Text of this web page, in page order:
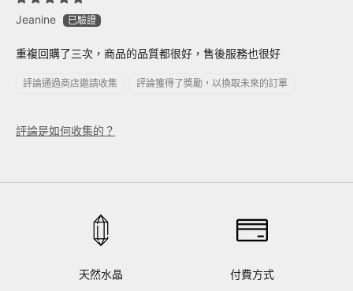
Jeanine
重複回購了三次，商品的品質都很好，售後服務也很好
評論通過商店邀請收集 評論獲得了獎勵，以換取未來的訂單
評論是如何收集的？
天然水晶
付費方式